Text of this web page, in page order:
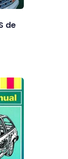
de